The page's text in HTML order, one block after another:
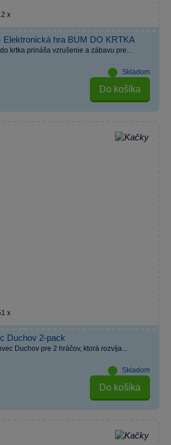
x
Elektronická hra BUM DO KRTKA
krtka prináša vzrušenie a zábavu pre...
Skladom
Do košíka
x
Duchov 2-pack
Duchov pre 2 hráčov, ktorá rozvíja...
Skladom
Do košíka